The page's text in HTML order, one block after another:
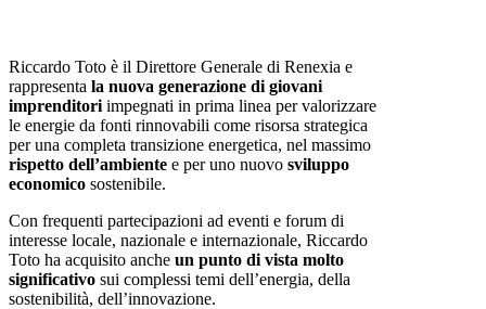
Riccardo Toto è il Direttore Generale di Renexia e
rappresenta la nuova generazione di giovani
imprenditori impegnati in prima linea per valorizzare
le energie da fonti rinnovabili come risorsa strategica
per una completa transizione energetica, nel massimo
rispetto dell’ambiente e per uno nuovo sviluppo
economico sostenibile.
Con frequenti partecipazioni ad eventi e forum di
interesse locale, nazionale e internazionale, Riccardo
Toto ha acquisito anche un punto di vista molto
significativo sui complessi temi dell’energia, della
sostenibilità, dell’innovazione.